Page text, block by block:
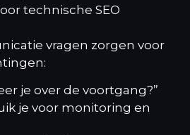
technische SEO
vragen zorgen voor
je over de voortgang?”
je voor monitoring en